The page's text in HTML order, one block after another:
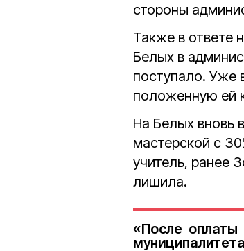
стороны
Также в ответе
Белых в
поступало. Уже
положенную ей
На Белых вновь
мастерской с
учитель, ранее
лишила.
«После оплаты